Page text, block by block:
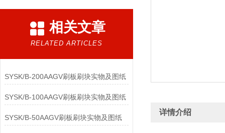
相关文章
RELATED ARTICLES
SYSK/B-200AAGV刷板刷块实物及图纸
SYSK/B-100AAGV刷板刷块实物及图纸
SYSK/B-50AAGV刷板刷块实物及图纸
详情介绍